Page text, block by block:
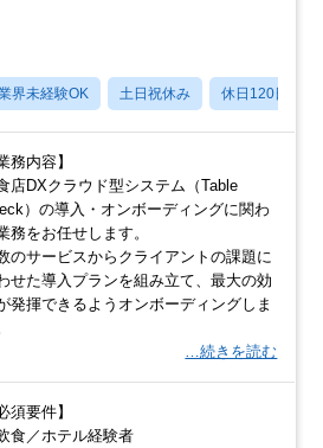
界未経験OK 土日祝休み 休日120日以上
務内容】
店DXクラウド型システム（Table
）の導入・オンボーディングに関わ
務をお任せします。
のサービスからクライアントの課題に
せた導入プランを組み立て、最大の効
発揮できるようオンボーディングしま
…続きを読む
須要件】
食／ホテル経験者